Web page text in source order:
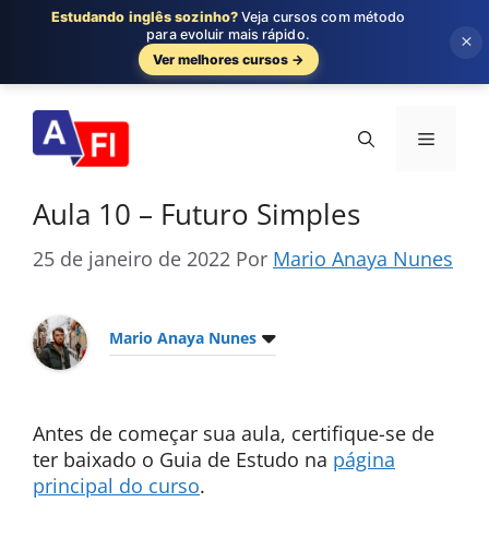
para
conteúdo
Menu
Aula 10 – Futuro Simples
25 de janeiro de 2022 Por Mario Anaya Nunes
Mario Anaya Nunes
Antes de começar sua aula, certifique-se de
ter baixado o Guia de Estudo na página
principal do curso.
Estudando inglês sozinho? Veja cursos com método
para evoluir mais rápido.
Ver melhores cursos →
×